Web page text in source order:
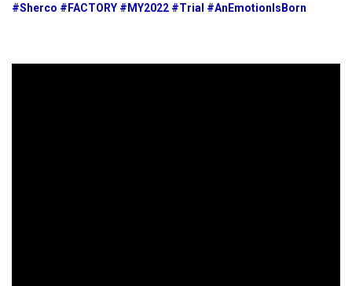
#Sherco #FACTORY #MY2022 #Trial #AnEmotionIsBorn